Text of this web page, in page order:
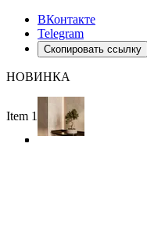
ВКонтакте
Telegram
Скопировать ссылку
НОВИНКА
Item 1 of 4